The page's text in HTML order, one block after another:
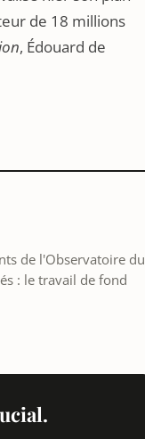
de 18 millions
, Édouard de
de l'Observatoire du
: le travail de fond